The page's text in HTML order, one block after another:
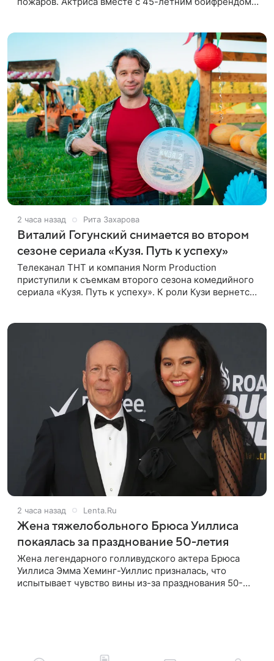
2 часа назад Рита Захарова
Виталий Гогунский снимается во втором
сезоне сериала «Кузя. Путь к успеху»
Телеканал ТНТ и компания Norm Production
приступили к съемкам второго сезона комедийного
сериала «Кузя. Путь к успеху». К роли Кузи вернется
2 часа назад Lenta.Ru
Жена тяжелобольного Брюса Уиллиса
покаялась за празднование 50-летия
Жена легендарного голливудского актера Брюса
Уиллиса Эмма Хеминг-Уиллис призналась, что
испытывает чувство вины из-за празднования 50-